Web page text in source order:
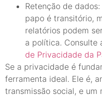
Retenção de
papo é transitório,
relatórios podem
a política. Consulte
de Privacidade da
Se a privacidade é
ferramenta ideal. Ele é,
transmissão social, e